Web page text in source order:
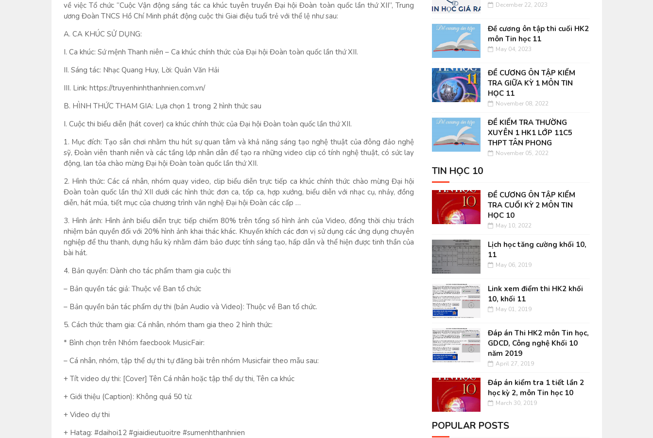
về việc Tổ chức “Cuộc Vận động sáng tác ca khúc tuyên truyền Đại hội Đoàn toàn quốc lần thứ XII”, Trung
ương Đoàn TNCS Hồ Chí Minh phát động cuộc thi Giai điệu tuổi trẻ với thể lệ như sau:
A. CA KHÚC SỬ DỤNG:
I. Ca khúc: Sứ mệnh Thanh niên – Ca khúc chính thức của Đại hội Đoàn toàn quốc lần thứ XII.
II. Sáng tác: Nhạc Quang Huy, Lời: Quản Văn Hải
III. Link: https://truyenhinhthanhnien.com.vn/
B. HÌNH THỨC THAM GIA: Lựa chọn 1 trong 2 hình thức sau
I. Cuộc thi biểu diễn (hát cover) ca khúc chính thức của Đại hội Đoàn toàn quốc lần thứ XII.
1. Mục đích: Tạo sân chơi nhằm thu hút sự quan tâm và khả năng sáng tạo nghệ thuật của đông đảo nghệ
sỹ, Đoàn viên thanh niên và các tầng lớp nhân dân để tạo ra những video clip có tính nghệ thuật, có sức lay
động, lan tỏa chào mừng Đại hội Đoàn toàn quốc lần thứ XII.
2. Hình thức: Các cá nhân, nhóm quay video, clip biểu diễn trực tiếp ca khúc chính thức chào mừng Đại hội
Đoàn toàn quốc lần thứ XII dưới các hình thức đơn ca, tốp ca, hợp xướng, biểu diễn với nhạc cụ, nhảy, đồng
diễn, hát múa, tiết mục của chương trình văn nghệ Đại hội Đoàn các cấp …
3. Hình ảnh: Hình ảnh biểu diễn trực tiếp chiếm 80% trên tổng số hình ảnh của Video, đồng thời chịu trách
nhiệm bản quyền đối với 20% hình ảnh khai thác khác. Khuyến khích các đơn vị sử dụng các ứng dụng chuyên
nghiệp để thu thanh, dựng hầu kỳ nhằm đảm bảo được tính sáng tạo, hấp dẫn và thể hiện được tinh thần của
bài hát.
4. Bản quyền: Dành cho tác phẩm tham gia cuộc thi
– Bản quyền tác giả: Thuộc về Ban tổ chức
– Bản quyền bản tác phẩm dự thi (bản Audio và Video): Thuộc về Ban tổ chức.
5. Cách thức tham gia: Cá nhân, nhóm tham gia theo 2 hình thức:
* Bình chọn trên Nhóm faecbook MusicFair:
– Cá nhân, nhóm, tập thể dự thi tự đăng bài trên nhóm Musicfair theo mẫu sau:
+ Tít video dự thi: [Cover] Tên Cá nhân hoặc tập thể dự thi, Tên ca khúc
+ Giới thiệu (Caption): Không quá 50 từ.
+ Video dự thi
+ Hatag: #daihoi12 #giaidieutuoitre #sumenhthanhnien
December 22, 2023
Đề cương ôn tập thi cuối HK2
môn Tin học 11
May 04, 2023
ĐỀ CƯƠNG ÔN TẬP KIỂM
TRA GIỮA KỲ 1 MÔN TIN
HỌC 11
November 08, 2022
ĐỀ KIỂM TRA THƯỜNG
XUYÊN 1 HK1 LỚP 11C5
THPT TÂN PHONG
November 05, 2022
TIN HỌC 10
ĐỀ CƯƠNG ÔN TẬP KIỂM
TRA CUỐI KỲ 2 MÔN TIN
HỌC 10
May 10, 2022
Lịch học tăng cường khối 10,
11
May 06, 2019
Link xem điểm thi HK2 khối
10, khối 11
May 01, 2019
Đáp án Thi HK2 môn Tin học,
GDCD, Công nghệ Khối 10
năm 2019
April 27, 2019
Đáp án kiểm tra 1 tiết lần 2
học kỳ 2, môn Tin học 10
March 30, 2019
POPULAR POSTS